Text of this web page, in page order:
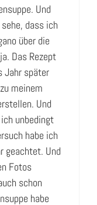
Und
dass ich
über die
Das Rezept
Jahr später
meinem
Und
unbedingt
habe ich
geachtet. Und
Fotos
schon
habe